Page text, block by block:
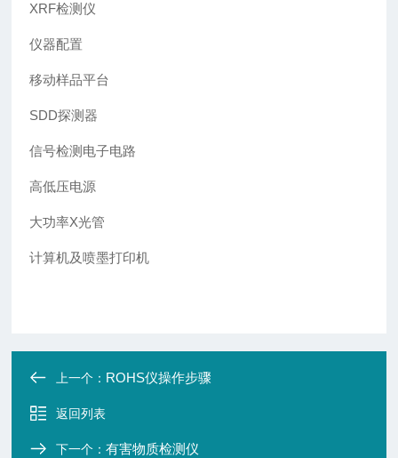
XRF检测仪
仪器配置
移动样品平台
SDD探测器
信号检测电子电路
高低压电源
大功率X光管
计算机及喷墨打印机
上一个： ROHS仪操作步骤
返回列表
下一个：有害物质检测仪